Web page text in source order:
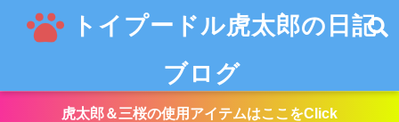
トイプードル虎太郎の日記
ブログ
虎太郎＆三桜の使用アイテムはここをClick